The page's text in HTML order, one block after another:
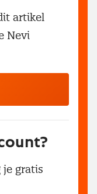
artikel
Nevi
gratis